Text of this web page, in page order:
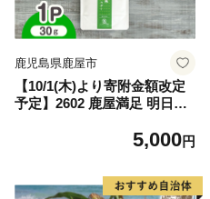
鹿児島県鹿屋市
【10/1(木)より寄附金額改定
予定】2602 鹿屋満足 明日葉
5,000円